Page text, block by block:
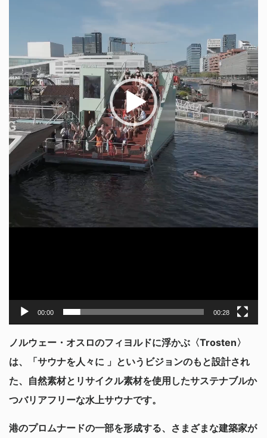
00:00 00:28
ノルウェー・オスロのフィヨルドに浮かぶ〈Trosten〉
は、「サウナを人々に 」というビジョンのもと設計され
た、自然素材とリサイクル素材を使用したサステナブルか
つバリアフリーな水上サウナです。
港のプロムナードの一部を形成する、さまざまな建築家が